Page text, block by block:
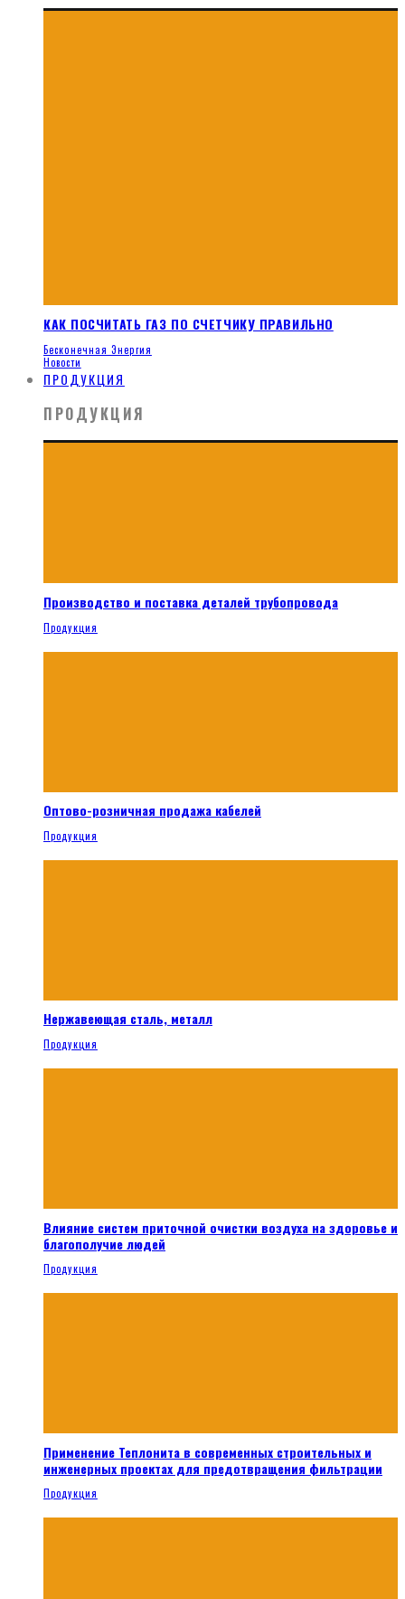
КАК ПОСЧИТАТЬ ГАЗ ПО СЧЕТЧИКУ ПРАВИЛЬНО
Бесконечная Энергия
Новости
ПРОДУКЦИЯ
ПРОДУКЦИЯ
Производство и поставка деталей трубопровода
Продукция
Оптово-розничная продажа кабелей
Продукция
Нержавеющая сталь, металл
Продукция
Влияние систем приточной очистки воздуха на здоровье и
благополучие людей
Продукция
Применение Теплонита в современных строительных и
инженерных проектах для предотвращения фильтрации
Продукция